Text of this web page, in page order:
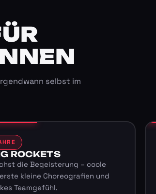
K
selbst im
ROCKETS
die Begeisterung – coole
kleine Choreografien und
Teamgefühl.